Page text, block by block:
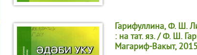
Гарифуллина, Ф. Ш.
: на тат. яз. / Ф. Ш.
Магариф-Вакыт,